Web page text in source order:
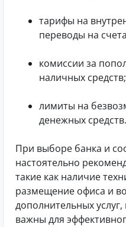
тарифы на
переводы на
комиссии за
наличных средств;
лимиты на
денежных средств.
При выборе банка и
настоятельно
такие как наличие
размещение офиса и
дополнительных
важны для